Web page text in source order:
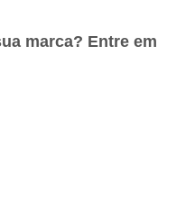
marca? Entre em